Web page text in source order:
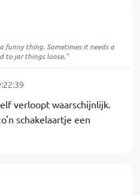
funny thing. Sometimes it needs a
to jar things loose."
verloopt waarschijnlijk.
schakelaartje een